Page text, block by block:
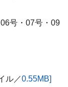
号・07号・09
ル／0.55MB]